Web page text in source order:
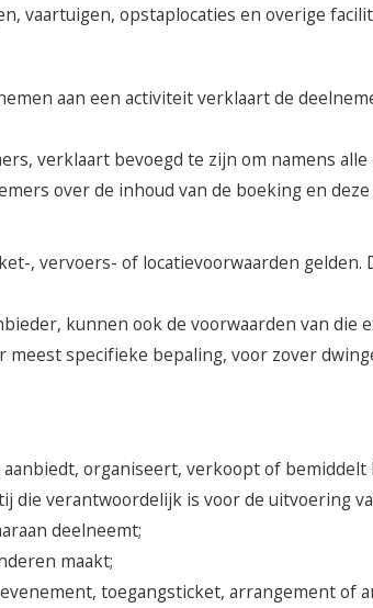
vaartuigen, opstaplocaties en overige
aan een activiteit verklaart de
verklaart bevoegd te zijn om namens
over de inhoud van de boeking en deze
, vervoers- of locatievoorwaarden
kunnen ook de voorwaarden van die
specifieke bepaling, voor zover
organiseert, verkoopt of bemiddelt
die verantwoordelijk is voor de uitvoering
deelneemt;
maakt;
toegangsticket, arrangement of